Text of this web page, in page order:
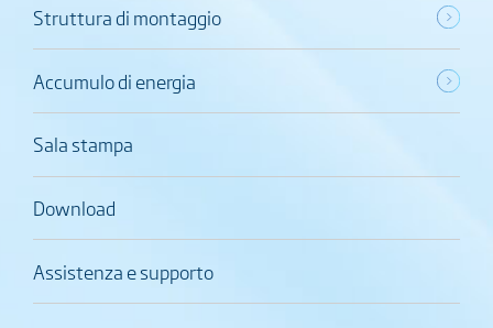
Struttura di montaggio
Accumulo di energia
Sala stampa
Download
Assistenza e supporto